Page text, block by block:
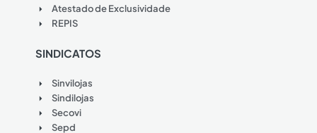
Atestado de Exclusividade
REPIS
SINDICATOS
Sinvilojas
Sindilojas
Secovi
Sepd